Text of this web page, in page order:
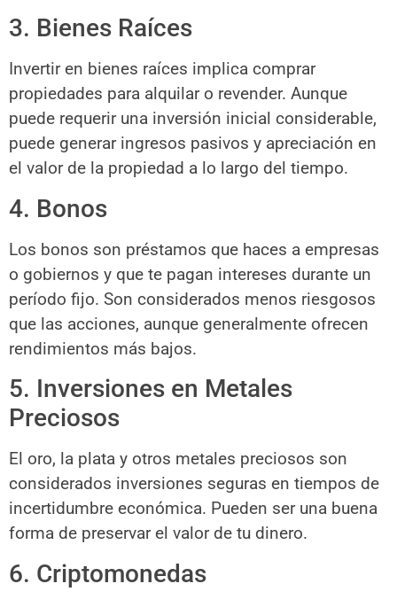
3. Bienes Raíces
Invertir en bienes raíces implica comprar
propiedades para alquilar o revender. Aunque
puede requerir una inversión inicial considerable,
puede generar ingresos pasivos y apreciación en
el valor de la propiedad a lo largo del tiempo.
4. Bonos
Los bonos son préstamos que haces a empresas
o gobiernos y que te pagan intereses durante un
período fijo. Son considerados menos riesgosos
que las acciones, aunque generalmente ofrecen
rendimientos más bajos.
5. Inversiones en Metales
Preciosos
El oro, la plata y otros metales preciosos son
considerados inversiones seguras en tiempos de
incertidumbre económica. Pueden ser una buena
forma de preservar el valor de tu dinero.
6. Criptomonedas